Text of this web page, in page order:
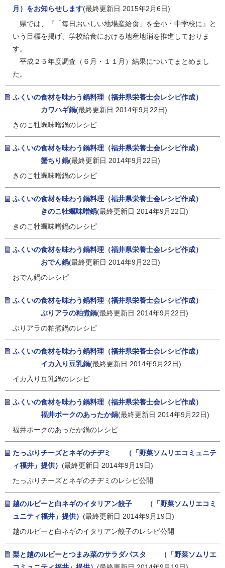
月）をお知らせします(最終更新日 2015年2月6日)
県では、『「毎日おいしい地場産給食」を全小・中学校に』と
いう目標を掲げ、学校給食における地産地消を推進しておりま
す。
平成２５年度調査（６月・１１月）結果についてまとめまし
た。
ふくいの食材を味わう鍋料理（福井県栄養士会レシピ作成）
カワハギ鍋(最終更新日 2014年9月22日)
きのこ牡蠣味噌鍋のレシピ
ふくいの食材を味わう鍋料理（福井県栄養士会レシピ作成）
蟹ちり鍋(最終更新日 2014年9月22日)
きのこ牡蠣味噌鍋のレシピ
ふくいの食材を味わう鍋料理（福井県栄養士会レシピ作成）
きのこ牡蠣味噌鍋(最終更新日 2014年9月22日)
きのこ牡蠣味噌鍋のレシピ
ふくいの食材を味わう鍋料理（福井県栄養士会レシピ作成）
おでん鍋(最終更新日 2014年9月22日)
おでん鍋のレシピ
ふくいの食材を味わう鍋料理（福井県栄養士会レシピ作成）
ぶりアラの粕煮鍋(最終更新日 2014年9月22日)
ぶりアラの粕煮鍋のレシピ
ふくいの食材を味わう鍋料理（福井県栄養士会レシピ作成）
イカ入り豆乳鍋(最終更新日 2014年9月22日)
イカ入り豆乳鍋のレシピ
ふくいの食材を味わう鍋料理（福井県栄養士会レシピ作成）
福井ポークのあったか鍋(最終更新日 2014年9月22日)
福井ポークのあったか鍋のレシピ
たっぷりチーズとネギのチヂミ （「野菜ソムリエコミュニテ
ィ福井」提供） (最終更新日 2014年9月19日)
たっぷりチーズとネギのチヂミのレシピ公開
越のルビーと白ネギのイタリアン餃子 （「野菜ソムリエコミ
ュニティ福井」提供） (最終更新日 2014年9月19日)
越のルビーと白ネギのイタリアン餃子のレシピ公開
梨と越のルビーとつまみ菜のサラダパスタ （「野菜ソムリエ